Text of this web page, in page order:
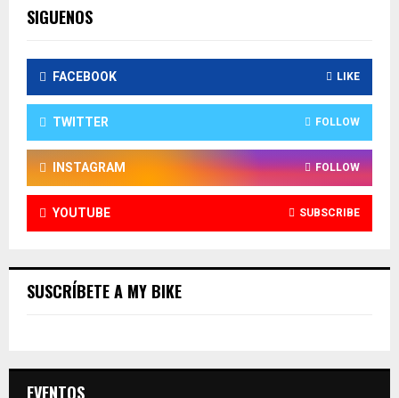
SIGUENOS
FACEBOOK LIKE
TWITTER FOLLOW
INSTAGRAM FOLLOW
YOUTUBE SUBSCRIBE
SUSCRÍBETE A MY BIKE
EVENTOS